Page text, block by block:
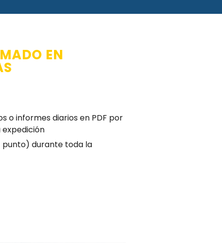
EN
o informes diarios en PDF por
punto) durante toda la